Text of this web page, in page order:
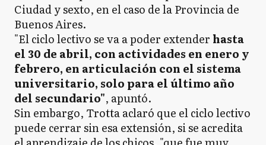
Ciudad y sexto, en el caso de la Provincia de
Buenos Aires.
"El ciclo lectivo se va a poder extender hasta
el 30 de abril, con actividades en enero y
febrero, en articulación con el sistema
universitario, solo para el último año
del secundario", apuntó.
Sin embargo, Trotta aclaró que el ciclo lectivo
puede cerrar sin esa extensión, si se acredita